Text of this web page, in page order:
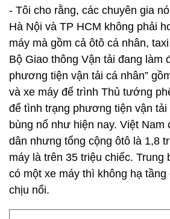
- Tôi cho rằng, các chuyên gia
Hà Nội và TP HCM không phải
máy mà gồm cả ôtô cá nhân,
Bộ Giao thông Vận tải đang làm
phương tiện vận tải cá nhân”
và xe máy để trình Thủ tướng
để tình trạng phương tiện vận tải
bùng nổ như hiện nay. Việt Nam
dân nhưng tổng cộng ôtô là 1,8
máy là trên 35 triệu chiếc. Trung
có một xe máy thì không hạ tầng
chịu nổi.